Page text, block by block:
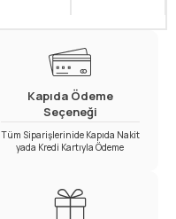
Kapıda Ödeme
Seçeneği
Tüm Siparişlerinide Kapıda Nakit
yada Kredi Kartıyla Ödeme